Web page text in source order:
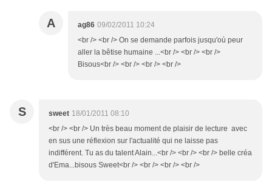
A ag86 09/02/2011 10:24
<br /> <br /> On se demande parfois jusqu'où peur
aller la bêtise humaine ...<br /> <br /> <br />
Bisous<br /> <br /> <br /> <br />
S sweet 18/01/2011 08:10
<br /> <br /> Un très beau moment de plaisir de lecture avec
en sus une réflexion sur l'actualité qui ne laisse pas
indifférent. Tu as du talent Alain...<br /> <br /> <br /> belle créa
d'Ema...bisous Sweet<br /> <br /> <br /> <br />